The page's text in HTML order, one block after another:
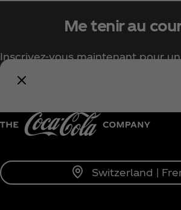
Me tenir au
Inscrivez-vous maintenant pour
tout l'univers Coca‑Cola !
Switzerland |